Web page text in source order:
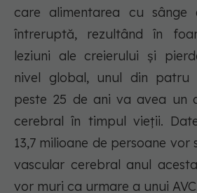
care alimentarea cu sânge
întreruptă, rezultând în
leziuni ale creierului și
nivel global, unul din
peste 25 de ani va avea un
cerebral în timpul vieții.
13,7 milioane de persoane
vascular cerebral anul
vor muri ca urmare a unui